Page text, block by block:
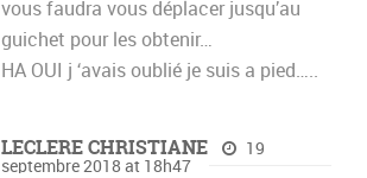
vous faudra vous déplacer jusqu’au
guichet pour les obtenir…
HA OUI j ‘avais oublié je suis a pied…..
LECLERE CHRISTIANE 19
septembre 2018 at 18h47